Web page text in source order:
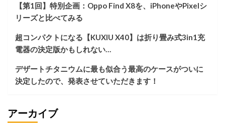
ち
も
快
適
な
デ
ク
環
作
る！
【第1回】特別企画：Oppo Find X8を、iPhoneやPixelシ
リーズと比べてみる
超コンパクトになる【KUXIU X40】は折り畳み式3in1充
電器の決定版かもしれない…
デザートチタニウムに最も似合う最高のケースがついに
決定したので、発表させていただきます！
アーカイブ